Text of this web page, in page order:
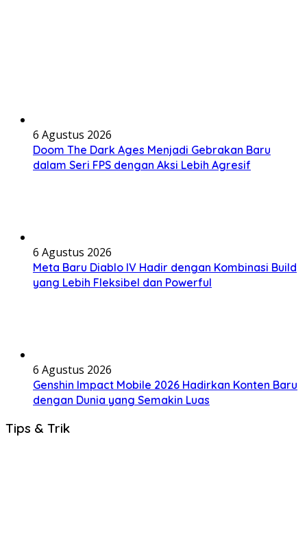
6 Agustus 2026
Doom The Dark Ages Menjadi Gebrakan Baru
dalam Seri FPS dengan Aksi Lebih Agresif
6 Agustus 2026
Meta Baru Diablo IV Hadir dengan Kombinasi Build
yang Lebih Fleksibel dan Powerful
6 Agustus 2026
Genshin Impact Mobile 2026 Hadirkan Konten Baru
dengan Dunia yang Semakin Luas
Tips & Trik